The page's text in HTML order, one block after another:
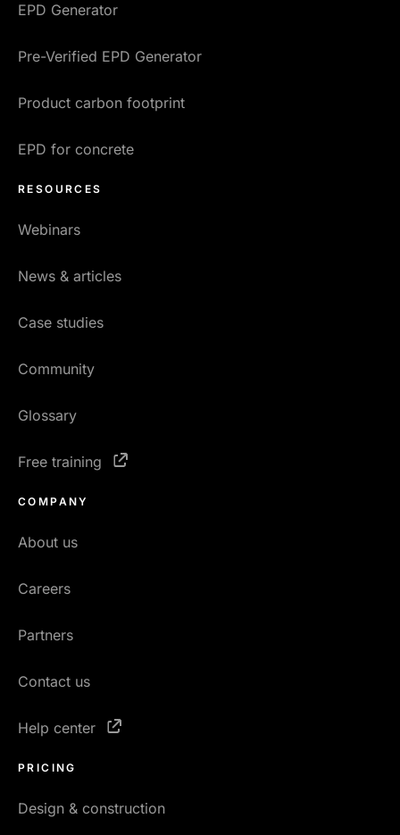
EPD Generator
Pre-Verified EPD Generator
Product carbon footprint
EPD for concrete
RESOURCES
Webinars
News & articles
Case studies
Community
Glossary
Free training
COMPANY
About us
Careers
Partners
Contact us
Help center
PRICING
Design & construction